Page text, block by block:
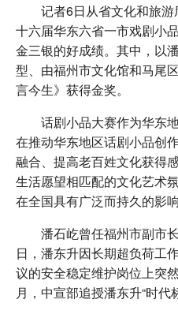
记者6日从省文化和旅
十六届华东六省一市戏剧小
金三银的好成绩。其中，以
型、由福州市文化馆和马尾
言今生》获得金奖。
话剧小品大赛作为华东
在推动华东地区话剧小品创
融合、提高老百姓文化获得
生活愿望相匹配的文化艺术
在全国具有广泛而持久的影响
潘石屹曾任福州市副市
日，潘东升因长期超负荷工
议的安全稳定维护岗位上突
月，中宣部追授潘东升“时代